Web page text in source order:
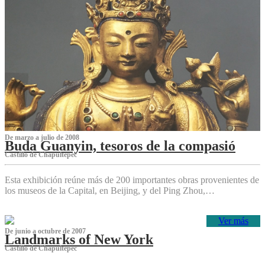
De marzo a julio de 2008
Buda Guanyin, tesoros de la compasió
Castillo de Chapultepec
Esta exhibición reúne más de 200 importantes obras provenientes de
los museos de la Capital, en Beijing, y del Ping Zhou,…
Ver más
De junio a octubre de 2007
Landmarks of New York
Castillo de Chapultepec